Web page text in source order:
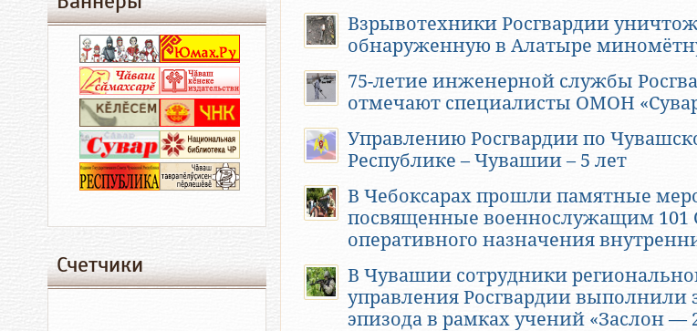
Взрывотехники Росгвардии
обнаруженную в Алатыре
75-летие инженерной службы
отмечают специалисты ОМОН
Управлению Росгвардии по
Республике – Чувашии – 5 лет
В Чебоксарах прошли памятные
посвященные военнослужащим 101
оперативного назначения
В Чувашии сотрудники
управления Росгвардии выполнили
эпизода в рамках учений «Заслон —
Счетчики